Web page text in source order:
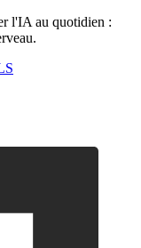
l'IA au quotidien :